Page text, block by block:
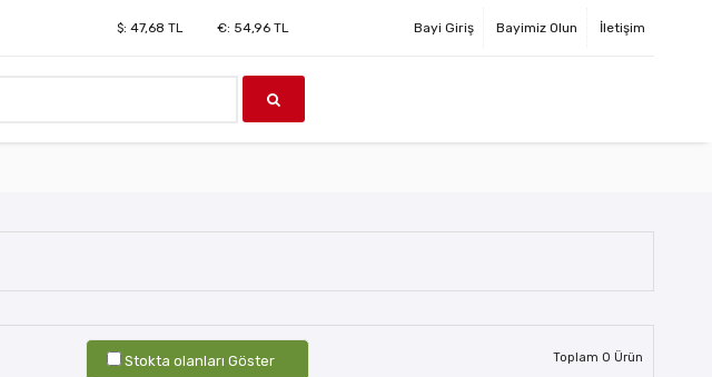
$: 47,68 TL €: 54,96TL Bayi Giriş Bayimiz Olun İletişim
Stokta olanları Göster Toplam 0 Ürün